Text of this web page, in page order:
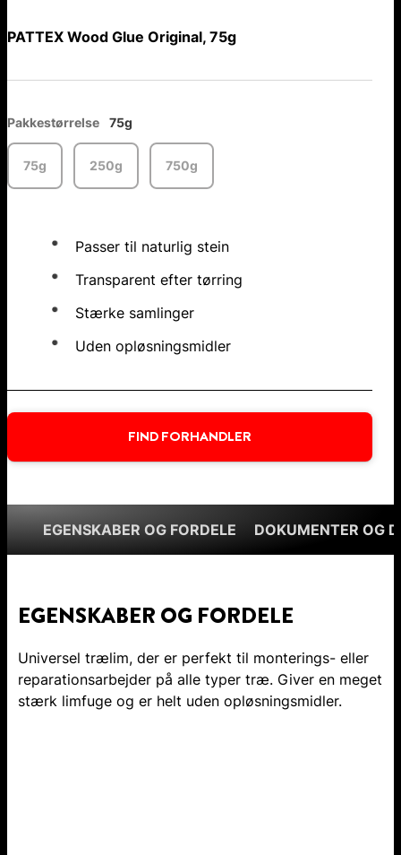
PATTEX Wood Glue Original, 75g
Pakkestørrelse 75g
75g 250g 750g
Passer til naturlig stein
Transparent efter tørring
Stærke samlinger
Uden opløsningsmidler
FIND FORHANDLER
EGENSKABER OG FORDELE DOKUMENTER OG
EGENSKABER OG FORDELE
Universel trælim, der er perfekt til monterings- eller
reparationsarbejder på alle typer træ. Giver en meget
stærk limfuge og er helt uden opløsningsmidler.